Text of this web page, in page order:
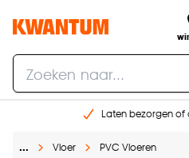
Laten bezorgen of
Gratis raam advies
… Vloer PVC Vloeren